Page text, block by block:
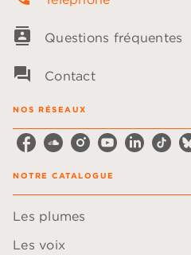
contacts Questions fréquentes
question_answer Contact
NOS RÉSEAUX
NOTRE CATALOGUE
Les plumes
Les voix